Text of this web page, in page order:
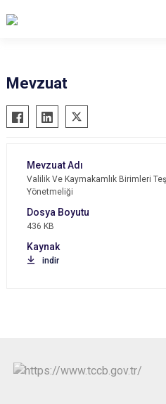
Aladağ
Ceyhan
İmamoğlu
Karaisalı
Karataş
Kozan
Pozantı
Mevzuat
Valilik Ve Kaymakamlık Birimleri
Yönetmeliği
436 KB
indir